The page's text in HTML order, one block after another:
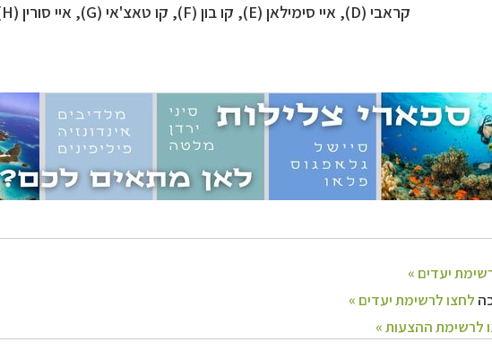
קראבי (D), איי סימילאן (E), קו בון (F), קו טאצ'אי (G), איי סורין (H)
טיולי אקטיב - אופניים, שייט והליכה
לחצו לרשימת יעדים »